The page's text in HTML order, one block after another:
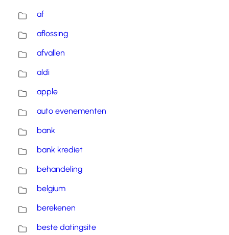
af
aflossing
afvallen
aldi
apple
auto evenementen
bank
bank krediet
behandeling
belgium
berekenen
beste datingsite